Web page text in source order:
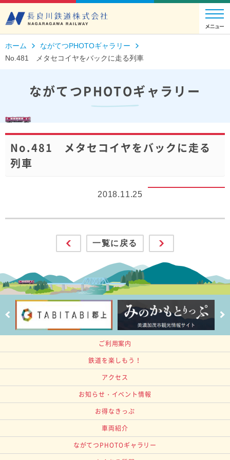
ホーム
ながてつPHOTOギャラリー
No.481 メタセコイヤをバックに走る列車
ながてつPHOTOギャラリー
No.481 メタセコイヤをバックに走る
列車
2018.11.25
一覧に戻る
ご利用案内
鉄道を楽しもう！
アクセス
お知らせ・イベント情報
お得なきっぷ
車両紹介
ながてつPHOTOギャラリー